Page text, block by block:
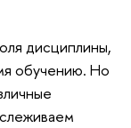
дисциплины,
обучению. Но